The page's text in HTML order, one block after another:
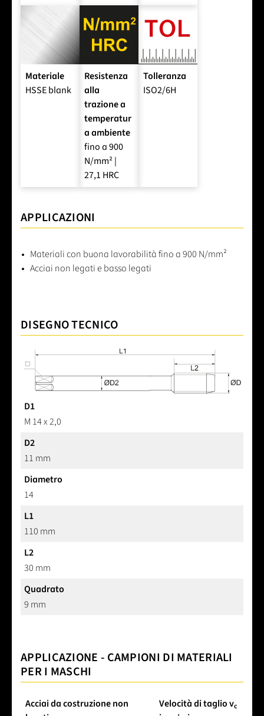
Materiale
HSSE blank
Resistenza
alla
trazione a
temperatur
a ambiente
fino a 900
N/mm² |
27,1 HRC
Tolleranza
ISO2/6H
APPLICAZIONI
Materiali con buona lavorabilità fino a 900 N/mm²
Acciai non legati e basso legati
DISEGNO TECNICO
D1
M 14 x 2,0
D2
11 mm
Diametro
14
L1
110 mm
L2
30 mm
Quadrato
9 mm
APPLICAZIONE - CAMPIONI DI MATERIALI
PER I MASCHI
Acciai da costruzione non
Velocità di taglio vc